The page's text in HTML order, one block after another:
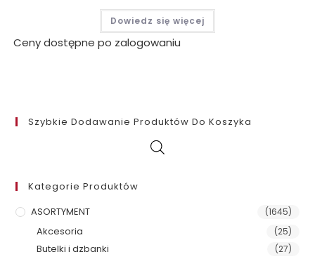
Dowiedz się więcej
Ceny dostępne po zalogowaniu
Szybkie Dodawanie Produktów Do Koszyka
Kategorie Produktów
ASORTYMENT
(1645)
Akcesoria (25)
Butelki i dzbanki (27)